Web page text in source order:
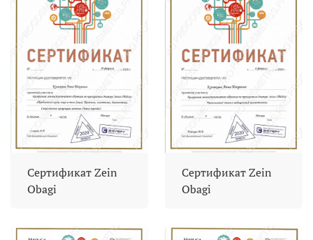
Сертификат Zein
Obagi
Сертификат Zein
Obagi